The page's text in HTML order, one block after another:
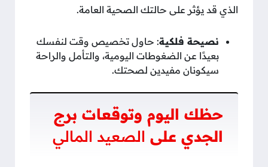
الذي قد يؤثر على حالتك الصحية العامة.
نصيحة فلكية: حاول تخصيص وقت لنفسك
بعيدًا عن الضغوطات اليومية، والتأمل والراحة
سيكونان مفيدين لصحتك.
حظك اليوم وتوقعات برج
الجدي على الصعيد المالي